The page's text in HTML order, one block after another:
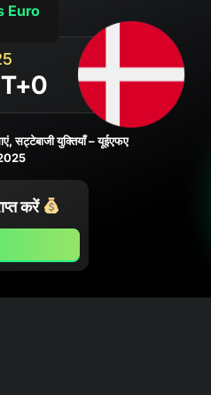
Euro
सट्टेबाजी युक्तियाँ – यूईएफए
करें